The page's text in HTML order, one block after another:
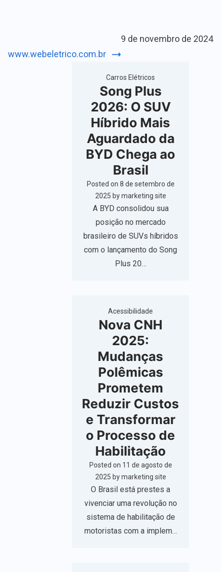
9 de novembro de 2024
www.webeletrico.com.br
Carros Elétricos
Song Plus
2026: O SUV
Híbrido Mais
Aguardado da
BYD Chega ao
Brasil
Posted on 8 de setembro de
2025 bymarketing site
A BYD consolidou sua
posição no mercado
brasileiro de SUVs híbridos
com o lançamento do Song
Plus 20…
Acessibilidade
Nova CNH
2025:
Mudanças
Polêmicas
Prometem
Reduzir Custos
e Transformar
o Processo de
Habilitação
Posted on 11 de agosto de
2025 bymarketing site
O Brasil está prestes a
vivenciar uma revolução no
sistema de habilitação de
motoristas com a implem…